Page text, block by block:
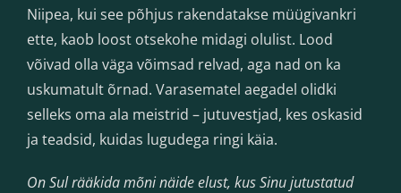
Niipea, kui see põhjus rakendatakse müügivankri
ette, kaob loost otsekohe midagi olulist. Lood
võivad olla väga võimsad relvad, aga nad on ka
uskumatult õrnad. Varasematel aegadel olidki
selleks oma ala meistrid – jutuvestjad, kes oskasid
ja teadsid, kuidas lugudega ringi käia.
On Sul rääkida mõni näide elust, kus Sinu jutustatud